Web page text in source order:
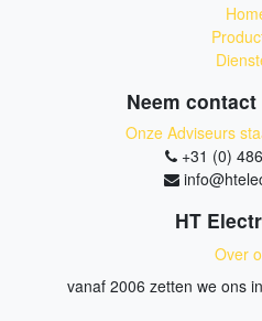
Neem
Onze Adviseurs
+31 (0)
HT
Over
vanaf 2006 zetten we ons